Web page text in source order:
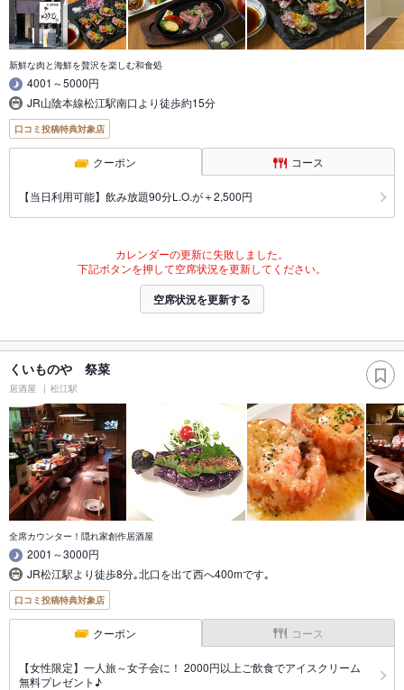
新鮮な肉と海鮮を贅沢を楽しむ和食処
4001～5000円
JR山陰本線松江駅南口より徒歩約15分
口コミ投稿特典対象店
クーポン コース
【当日利用可能】飲み放題90分L.O.が＋2,500円
カレンダーの更新に失敗しました。
下記ボタンを押して空席状況を更新してください。
空席状況を更新する
くいものや 祭菜
居酒屋 松江駅
全席カウンター！隠れ家創作居酒屋
2001～3000円
JR松江駅より徒歩8分｡北口を出て西へ400mです｡
口コミ投稿特典対象店
クーポン コース
【女性限定】一人旅～女子会に！ 2000円以上ご飲食でアイスクリーム
無料プレゼント♪